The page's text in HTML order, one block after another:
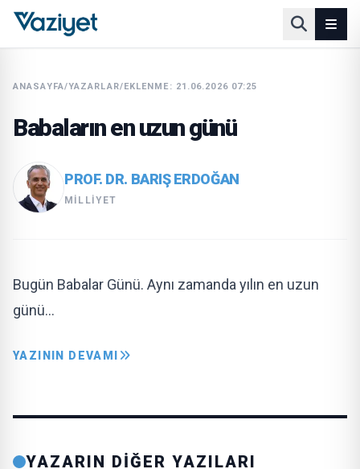
ANASAYFA/YAZARLAR/EKLENME: 21.06.2026 07:25
Babaların en uzun günü
PROF. DR. BARIŞ ERDOĞAN
MILLIYET
Bugün Babalar Günü. Aynı zamanda yılın en uzun
günü…
YAZININ DEVAMI
YAZARIN DİĞER YAZILARI